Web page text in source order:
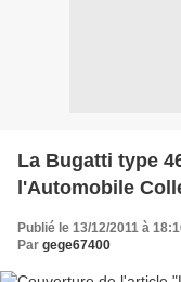
La Bugatti type
l'Automobile
Publié le 13/12/2011 à
Par gege67400